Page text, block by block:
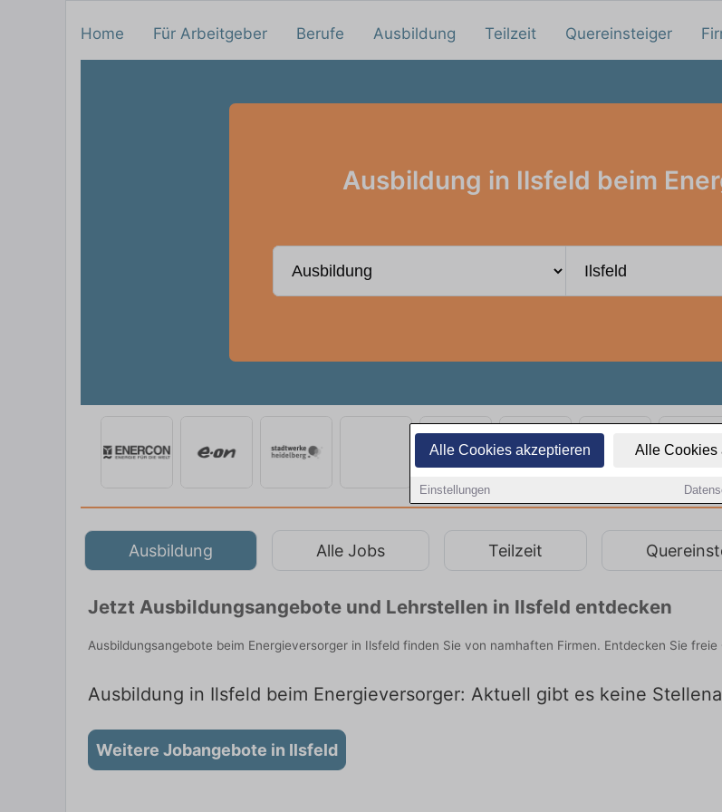
Alle Cookies akzeptieren Alle Cookies
Einstellungen
Home Für Arbeitgeber Berufe Ausbildung Teilzeit Quereinsteiger
Ausbildung in Ilsfeld beim
Ausbildung Alle Jobs Teilzeit
Jetzt Ausbildungsangebote und Lehrstellen in Ilsfeld entdecken
Ausbildungsangebote beim Energieversorger in Ilsfeld finden Sie von namhaften Firmen. Entdecken Sie
Ausbildung in Ilsfeld beim Energieversorger: Aktuell gibt es keine
Weitere Jobangebote in Ilsfeld